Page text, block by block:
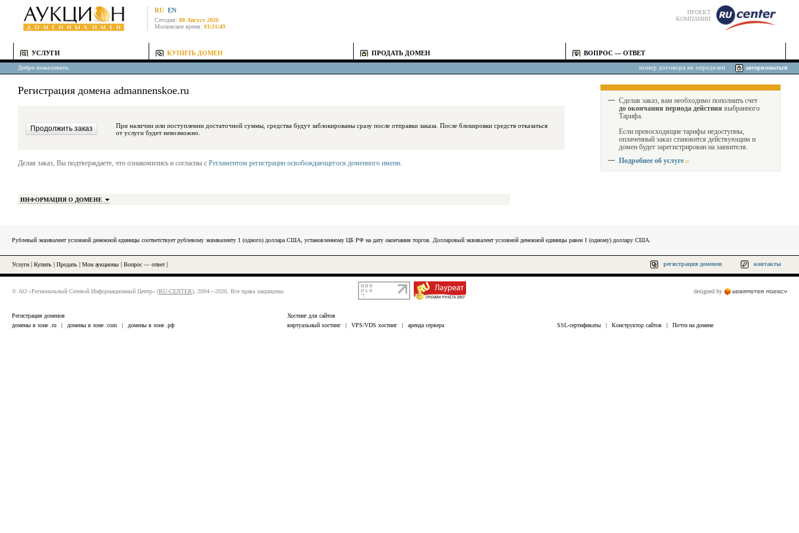
RU EN
Сегодня: 08 Август 2026
Московское время: 01:31:49
ПРОЕКТ
КОМПАНИИ
УСЛУГИ КУПИТЬ ДОМЕН ПРОДАТЬ ДОМЕН ВОПРОС — ОТВЕТ
Добро пожаловать номер договора не определен авторизоваться
Регистрация домена admannenskoe.ru
При наличии или поступлении достаточной суммы, средства будут заблокированы сразу после отправки заказа. После блокировки средств отказаться
от услуги будет невозможно.
Делая заказ, Вы подтверждаете, что ознакомились и согласны с Регламентом регистрации освобождающегося доменного имени.
ИНФОРМАЦИЯ О ДОМЕНЕ
Сделав заказ, вам необходимо пополнить счет
до окончания периода действия выбранного
Тарифа.
Если превосходящие тарифы недоступны,
оплаченный заказ становится действующим и
домен будет зарегистрирован на заявителя.
Подробнее об услуге
Рублевый эквивалент условной денежной единицы соответствует рублевому эквиваленту 1 (одного) доллара США, установленному ЦБ РФ на дату окончания торгов. Долларовый эквивалент условной денежной единицы равен 1 (одному) доллару США.
Услуги Купить Продать Мои аукционы Вопрос — ответ| регистрация доменов контакты
© АО «Региональный Сетевой Информационный Центр» (RU-CENTER), 2004—2026. Все права защищены. designed by
Регистрация доменов
домены в зоне .ru
| домены в зоне .com | домены в зоне .рф
Хостинг для сайтов
виртуальный хостинг
| VPS/VDS хостинг | аренда сервера SSL-сертификаты | Конструктор сайтов | Почта на домене